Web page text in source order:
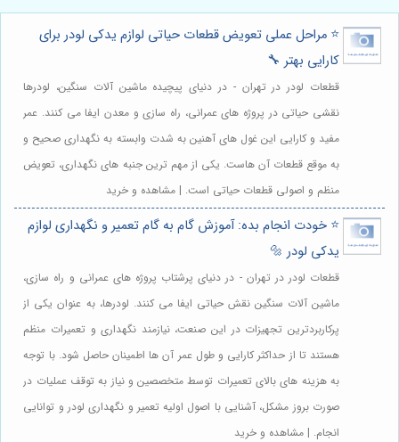
⭐️ مراحل عملی تعویض قطعات حیاتی لوازم یدکی لودر برای
کارایی بهتر 🔧
قطعات لودر در تهران - در دنیای پیچیده ماشین آلات سنگین، لودرها
نقشی حیاتی در پروژه های عمرانی، راه سازی و معدن ایفا می کنند. عمر
مفید و کارایی این غول های آهنین به شدت وابسته به نگهداری صحیح و
به موقع قطعات آن هاست. یکی از مهم ترین جنبه های نگهداری، تعویض
منظم و اصولی قطعات حیاتی است. | مشاهده و خرید
⭐️ خودت انجام بده: آموزش گام به گام تعمیر و نگهداری لوازم
یدکی لودر 🔩
قطعات لودر در تهران - در دنیای پرشتاب پروژه های عمرانی و راه سازی،
ماشین آلات سنگین نقش حیاتی ایفا می کنند. لودرها، به عنوان یکی از
پرکاربردترین تجهیزات در این صنعت، نیازمند نگهداری و تعمیرات منظم
هستند تا از حداکثر کارایی و طول عمر آن ها اطمینان حاصل شود. با توجه
به هزینه های بالای تعمیرات توسط متخصصین و نیاز به توقف عملیات در
صورت بروز مشکل، آشنایی با اصول اولیه تعمیر و نگهداری لودر و توانایی
انجام. | مشاهده و خرید